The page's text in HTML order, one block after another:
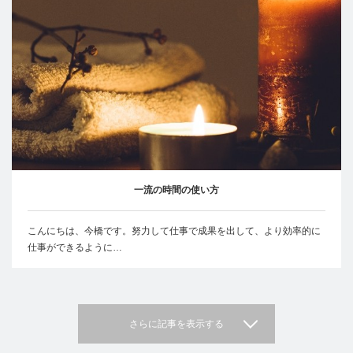
一流の時間の使い方
こんにちは、今橋です。努力して仕事で成果を出して、より効率的に
仕事ができるように…
さらに記事を表示する